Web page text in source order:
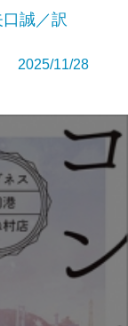
誠／訳
2025/11/28